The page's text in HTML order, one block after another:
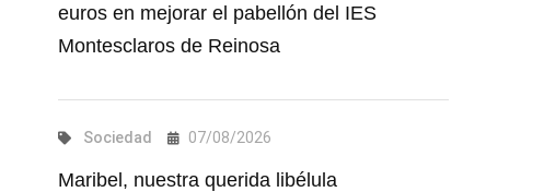
euros en mejorar el pabellón del IES
Montesclaros de Reinosa
Sociedad 07/08/2026
Maribel, nuestra querida libélula